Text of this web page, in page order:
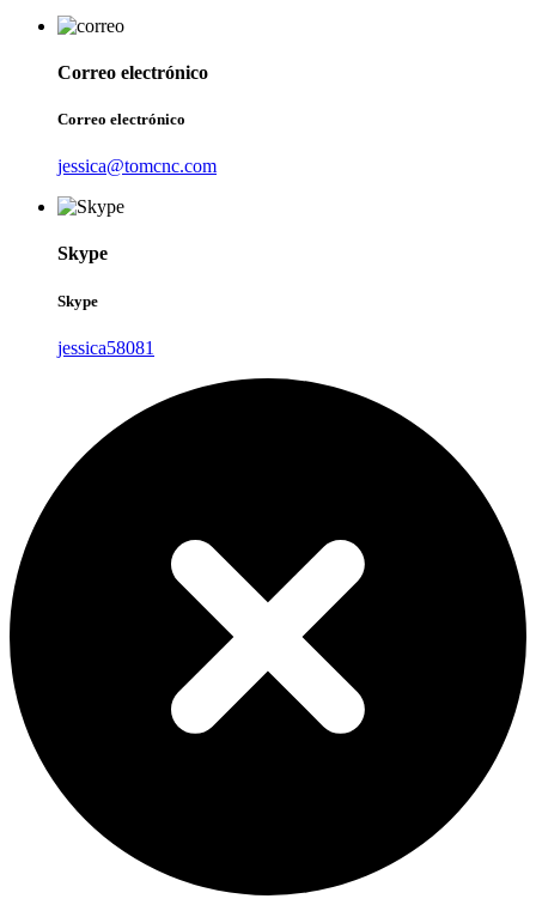
Correo electrónico
Correo electrónico
jessica@tomcnc.com
Skype
Skype
jessica58081